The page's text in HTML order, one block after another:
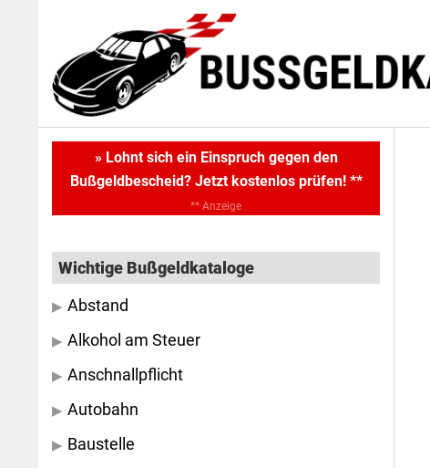
content
sidebar
Primary
Sidebar
» Lohnt sich ein Einspruch gegen den
Bußgeldbescheid? Jetzt kostenlos prüfen! **
** Anzeige
Wichtige Bußgeldkataloge
Abstand
Alkohol am Steuer
Anschnallpflicht
Autobahn
Baustelle